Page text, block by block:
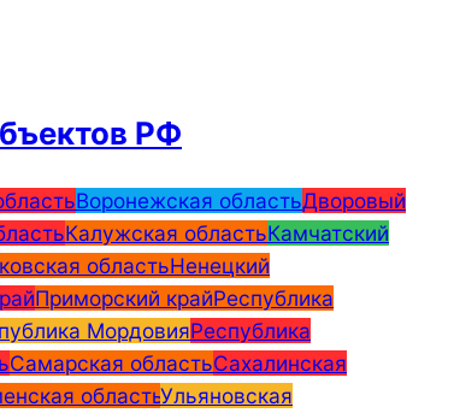
РФ
Воронежская областьДворовый
Калужская областьКамчатский
областьНенецкий
Приморский крайРеспублика
МордовияРеспублика
Самарская областьСахалинская
областьУльяновская